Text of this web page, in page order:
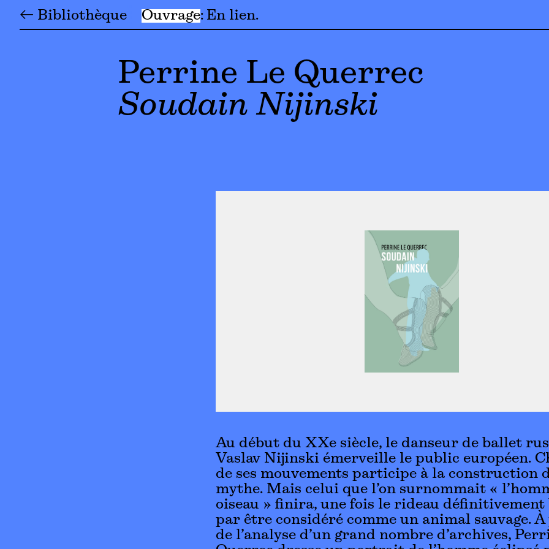
← Bibliothèque Ouvrage En lien
Perrine Le Querrec
Soudain Nijinski
Au début du XXe siècle, le danseur de ballet
Vaslav Nijinski émerveille le public européen.
de ses mouvements participe à la construction
mythe. Mais celui que l’on surnommait «
oiseau » finira, une fois le rideau définitivement
par être considéré comme un animal sauvage.
de l’analyse d’un grand nombre d’archives,